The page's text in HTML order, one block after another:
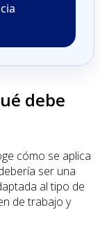
debe
cómo se aplica
ser una
al tipo de
de trabajo y